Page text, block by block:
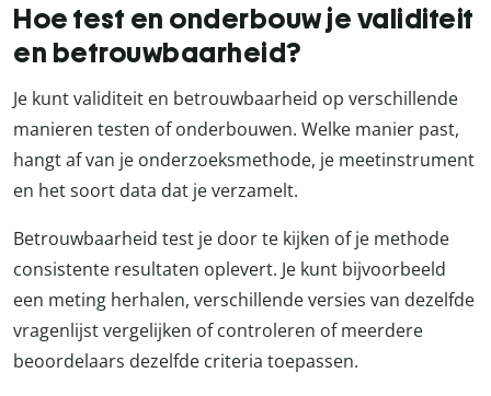
Hoe test en onderbouw je validiteit
en betrouwbaarheid?
Je kunt validiteit en betrouwbaarheid op verschillende
manieren testen of onderbouwen. Welke manier past,
hangt af van je onderzoeksmethode, je meetinstrument
en het soort data dat je verzamelt.
Betrouwbaarheid test je door te kijken of je methode
consistente resultaten oplevert. Je kunt bijvoorbeeld
een meting herhalen, verschillende versies van dezelfde
vragenlijst vergelijken of controleren of meerdere
beoordelaars dezelfde criteria toepassen.